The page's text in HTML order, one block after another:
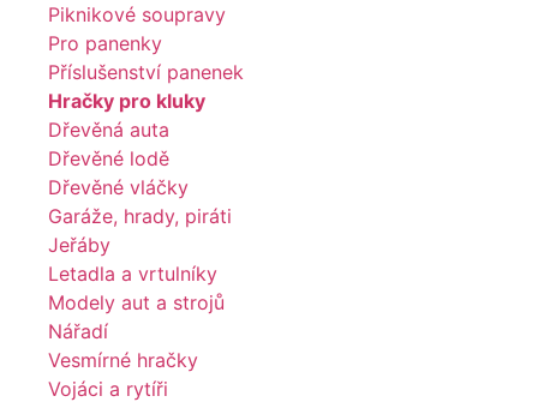
Piknikové soupravy
Pro panenky
Příslušenství panenek
Hračky pro kluky
Dřevěná auta
Dřevěné lodě
Dřevěné vláčky
Garáže, hrady, piráti
Jeřáby
Letadla a vrtulníky
Modely aut a strojů
Nářadí
Vesmírné hračky
Vojáci a rytíři